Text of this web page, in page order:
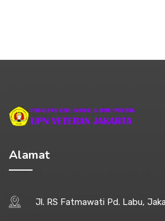
Alamat
Jl. RS Fatmawati Pd. Labu,